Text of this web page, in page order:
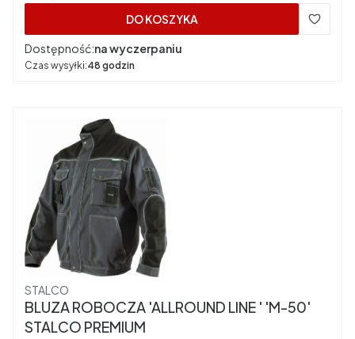
DO KOSZYKA
Dostępność:na wyczerpaniu
Czas wysyłki:48 godzin
Producent
STALCO
BLUZA ROBOCZA 'ALLROUND LINE ' 'M-50'
STALCO PREMIUM